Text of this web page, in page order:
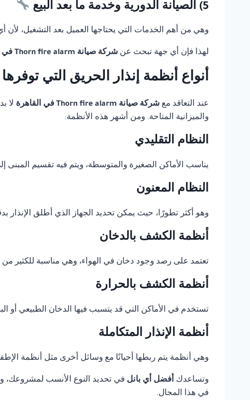
5) الصيانة الدورية وخدمة ما بعد البيع
وهي من أهم الخدمات التي يحتاجها العميل بعد التشغيل، لأن
لهذا فإن أي جهة تبحث عن شركة صيانة Thorn fire alarm في القاهرة
أنواع أنظمة إنذار الحريق التي
عند التعاقد مع شركة صيانة Thorn fire alarm في القاهرة
لا
والميزانية المتاحة. ومن أشهر هذه الأنظمة:
النظام التقليدي
يناسب الأماكن الصغيرة والمتوسطة، ويتم فيه تقسيم
النظام المعنون
وهو أكثر تطورًا، حيث يمكن تحديد الجهاز الذي أطلق الإنذار
أنظمة الكشف بالدخان
تعتمد على رصد وجود دخان في الهواء، وهي مناسبة للكثير من
أنظمة الكشف بالحرارة
تستخدم في الأماكن التي قد يتسبب فيها الدخان الطبيعي أو
أنظمة الإنذار المتكاملة
وهي أنظمة يتم ربطها أحيانًا مع وسائل أخرى مثل أنظمة
وتساعدك أفضل أي بانل في تحديد النوع الأنسب لمشروعك،
في هذا المجال.